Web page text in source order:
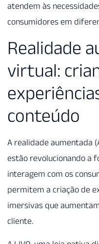
atendem às
consumidores em
Realidade
virtual:
conteúdo
A realidade aumentada
estão revolucionando a
interagem com os
permitem a criação de
imersivas que
cliente.